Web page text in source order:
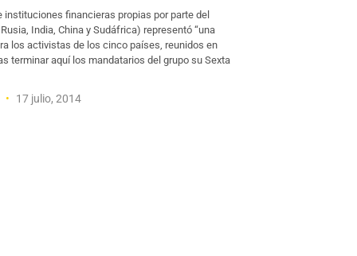
instituciones financieras propias por parte del
India, China y Sudáfrica) representó “una
los activistas de los cinco países, reunidos en
terminar aquí los mandatarios del grupo su Sexta
17 julio, 2014